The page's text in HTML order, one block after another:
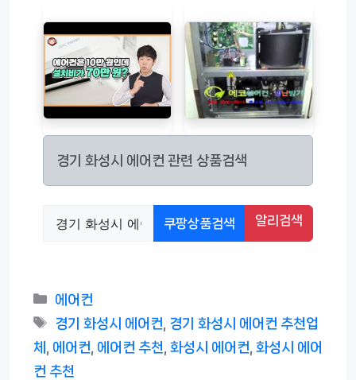
경기 화성시 에어컨 관련 상품검색
쿠팡상품검색 알리검색
카
테
리
에어컨
태
그
경기 화성시 에어컨 경기 화성시 에어컨 추천업
체
에어컨 에어컨 추천 화성시 에어컨 화성시 에어
컨 추천